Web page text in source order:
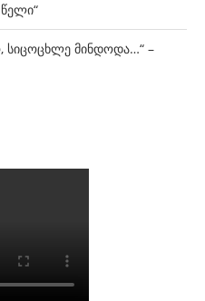
სიცოცხლე მინდოდა…“ –